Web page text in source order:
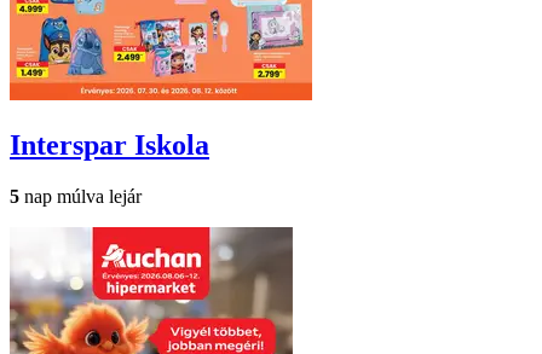
Interspar Iskola
5 nap múlva lejár